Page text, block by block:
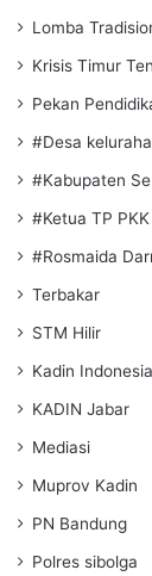
Lomba
Krisis Timur
Pekan
#Desa
#Kabupaten
#Ketua TP
#Rosmaida
Terbakar
STM Hilir
Kadin Indonesia
KADIN Jabar
Mediasi
Muprov Kadin
PN Bandung
Polres sibolga